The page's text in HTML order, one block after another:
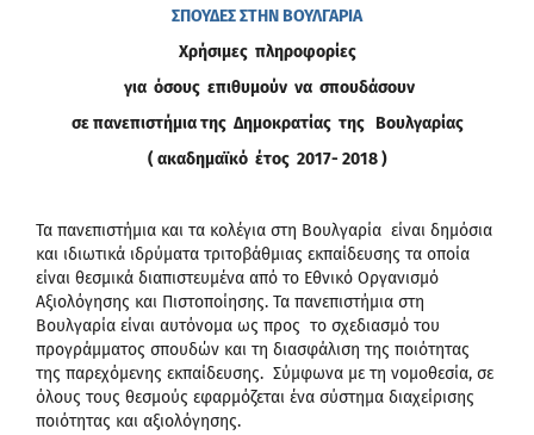
ΣΠΟΥΔΕΣ ΣΤΗΝ ΒΟΥΛΓΑΡΙΑ
Χρήσιμες πληροφορίες
για όσους επιθυμούν να σπουδάσουν
σε πανεπιστήμια της Δημοκρατίας της Βουλγαρίας
( ακαδημαϊκό έτος 2017- 2018 )
Τα πανεπιστήμια και τα κολέγια στη Βουλγαρία είναι δημόσια
και ιδιωτικά ιδρύματα τριτοβάθμιας εκπαίδευσης τα οποία
είναι θεσμικά διαπιστευμένα από το Εθνικό Οργανισμό
Αξιολόγησης και Πιστοποίησης. Τα πανεπιστήμια στη
Βουλγαρία είναι αυτόνομα ως προς το σχεδιασμό του
προγράμματος σπουδών και τη διασφάλιση της ποιότητας
της παρεχόμενης εκπαίδευσης. Σύμφωνα με τη νομοθεσία, σε
όλους τους θεσμούς εφαρμόζεται ένα σύστημα διαχείρισης
ποιότητας και αξιολόγησης.